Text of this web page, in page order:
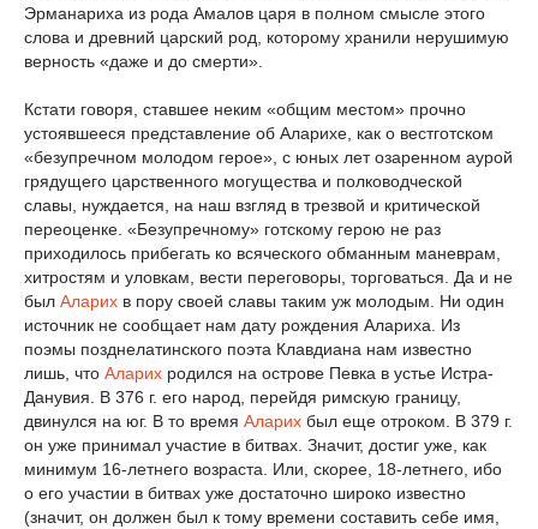
Эрманариха из рода Амалов царя в полном смысле этого
слова и древний царский род, которому хранили нерушимую
верность «даже и до смерти».
Кстати говоря, ставшее неким «общим местом» прочно
устоявшееся представление об Аларихе, как о вестготском
«безупречном молодом герое», с юных лет озаренном аурой
грядущего царственного могущества и полководческой
славы, нуждается, на наш взгляд в трезвой и критической
переоценке. «Безупречному» готскому герою не раз
приходилось прибегать ко всяческого обманным маневрам,
хитростям и уловкам, вести переговоры, торговаться. Да и не
был Аларих в пору своей славы таким уж молодым. Ни один
источник не сообщает нам дату рождения Алариха. Из
поэмы позднелатинского поэта Клавдиана нам известно
лишь, что Аларих родился на острове Певка в устье Истра-
Данувия. В 376 г. его народ, перейдя римскую границу,
двинулся на юг. В то время Аларих был еще отроком. В 379 г.
он уже принимал участие в битвах. Значит, достиг уже, как
минимум 16-летнего возраста. Или, скорее, 18-летнего, ибо
о его участии в битвах уже достаточно широко известно
(значит, он должен был к тому времени составить себе имя,